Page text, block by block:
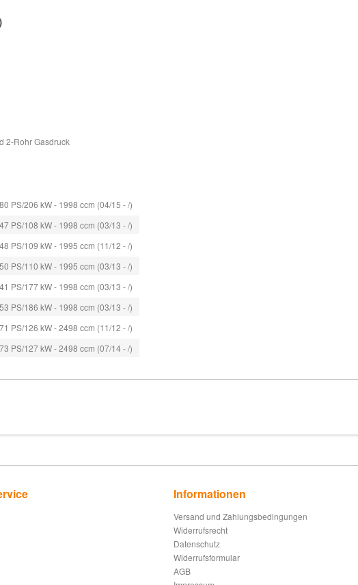
2-Rohr Gasdruck
PS/206 kW - 1998 ccm (04/15 - /)
PS/108 kW - 1998 ccm (03/13 - /)
PS/109 kW - 1995 ccm (11/12 - /)
PS/110 kW - 1995 ccm (03/13 - /)
PS/177 kW - 1998 ccm (03/13 - /)
PS/186 kW - 1998 ccm (03/13 - /)
PS/126 kW - 2498 ccm (11/12 - /)
PS/127 kW - 2498 ccm (07/14 - /)
Informationen
Versand und Zahlungsbedingungen
Widerrufsrecht
Datenschutz
Widerrufsformular
AGB